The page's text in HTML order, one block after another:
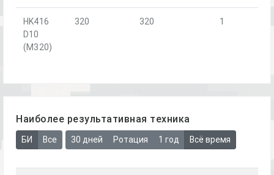
HK416
D10
(M320)
320 320 1
Наиболее результативная техника
БИ Все 30 дней Ротация 1 год Всё время